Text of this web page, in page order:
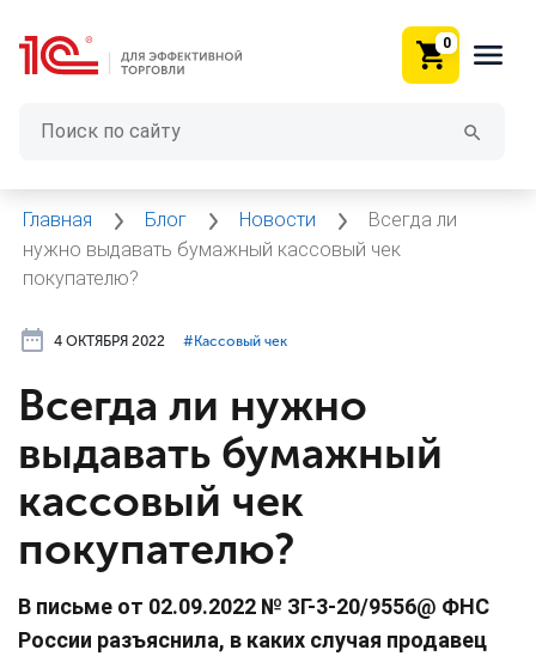
0
Главная Блог Новости
Всегда ли
нужно выдавать бумажный кассовый чек
покупателю?
4 ОКТЯБРЯ 2022 #⁣Кассовый чек
Всегда ли нужно
выдавать бумажный
кассовый чек
покупателю?
В письме от 02.09.2022 № ЗГ-3-20/9556@ ФНС
России разъяснила, в каких случая продавец